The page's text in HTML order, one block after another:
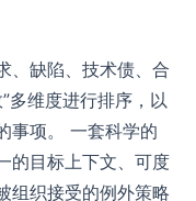
、缺陷、技术债、合
多维度进行排序，以
事项。 一套科学的
的目标上下文、可度
组织接受的例外策略